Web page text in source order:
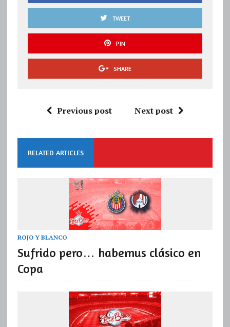
TWEET
PIN
SHARE
Previous post Next post
RELATED ARTICLES
ROJO Y BLANCO
Sufrido pero… habemus clásico en
Copa